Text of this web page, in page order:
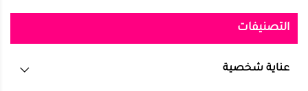
التصنيفات
عناية شخصية